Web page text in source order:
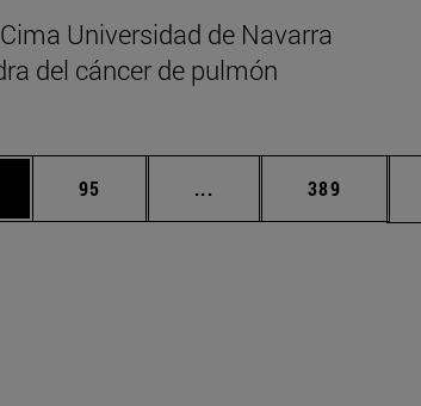
Universidad de Navarra
del cáncer de pulmón
para desplazarse.
Página
95 ... Páginas intermedias
Página
389